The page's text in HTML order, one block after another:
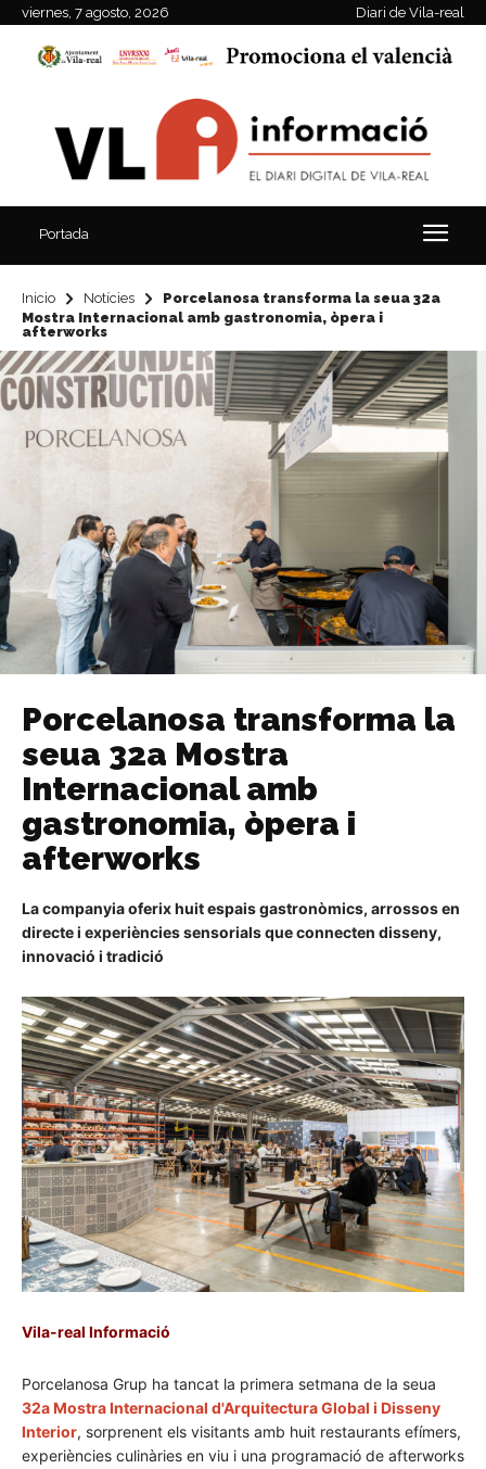
viernes, 7 agosto, 2026 Diari de Vila-real
Portada
Inicio Notícies
Porcelanosa transforma la seua 32a
Mostra Internacional amb gastronomia, òpera i
afterworks
Porcelanosa transforma la
seua 32a Mostra
Internacional amb
gastronomia, òpera i
afterworks
La companyia oferix huit espais gastronòmics, arrossos en
directe i experiències sensorials que connecten disseny,
innovació i tradició
Vila-real Informació
Porcelanosa Grup ha tancat la primera setmana de la seua
32a Mostra Internacional d'Arquitectura Global i Disseny
Interior, sorprenent els visitants amb huit restaurants efímers,
experiències culinàries en viu i una programació de afterworks